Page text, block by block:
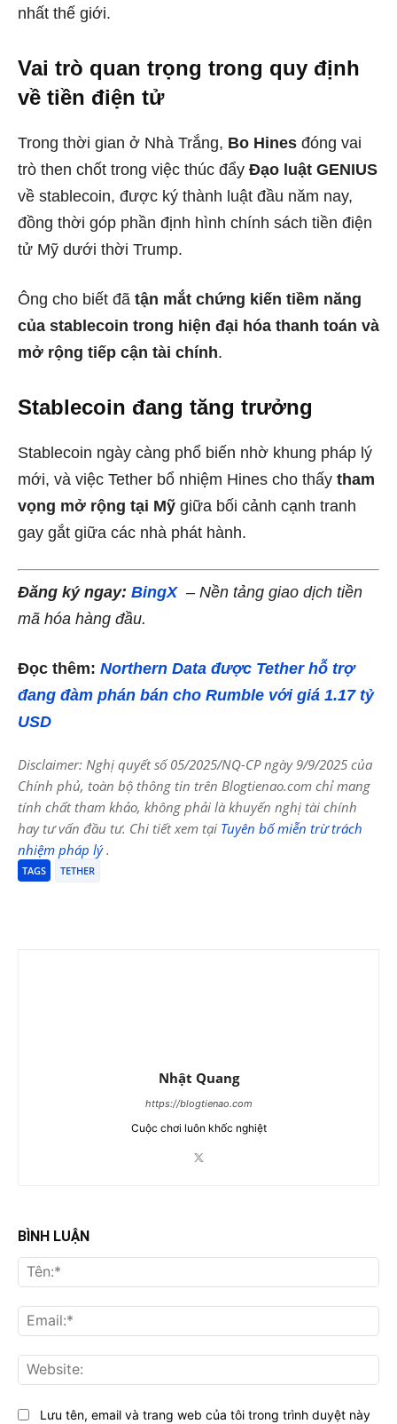
nhất thế giới.
Vai trò quan trọng trong quy định
về tiền điện tử
Trong thời gian ở Nhà Trắng, Bo Hines đóng vai
trò then chốt trong việc thúc đẩy Đạo luật GENIUS
về stablecoin, được ký thành luật đầu năm nay,
đồng thời góp phần định hình chính sách tiền điện
tử Mỹ dưới thời Trump.
Ông cho biết đã tận mắt chứng kiến tiềm năng
của stablecoin trong hiện đại hóa thanh toán và
mở rộng tiếp cận tài chính.
Stablecoin đang tăng trưởng
Stablecoin ngày càng phổ biến nhờ khung pháp lý
mới, và việc Tether bổ nhiệm Hines cho thấy tham
vọng mở rộng tại Mỹ giữa bối cảnh cạnh tranh
gay gắt giữa các nhà phát hành.
Đăng ký ngay: BingX– Nền tảng giao dịch tiền
mã hóa hàng đầu.
Đọc thêm: Northern Data được Tether hỗ trợ
đang đàm phán bán cho Rumble với giá 1.17 tỷ
USD
Disclaimer: Nghị quyết số 05/2025/NQ-CP ngày 9/9/2025 của
Chính phủ, toàn bộ thông tin trên Blogtienao.com chỉ mang
tính chất tham khảo, không phải là khuyến nghị tài chính
hay tư vấn đầu tư. Chi tiết xem tại Tuyên bố miễn trừ trách
nhiệm pháp lý.
TAGS TETHER
Nhật Quang
https://blogtienao.com
Cuộc chơi luôn khốc nghiệt
BÌNH LUẬN
Lưu tên, email và trang web của tôi trong trình duyệt này